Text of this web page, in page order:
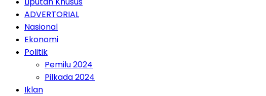
ADVERTORIAL
Nasional
Ekonomi
Politik
Pemilu 2024
Pilkada 2024
Iklan